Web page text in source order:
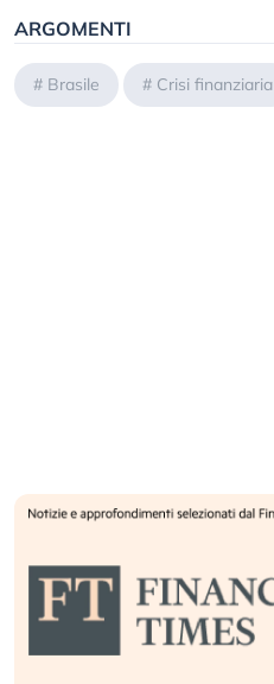
ARGOMENTI
# Brasile # Crisi finanziaria